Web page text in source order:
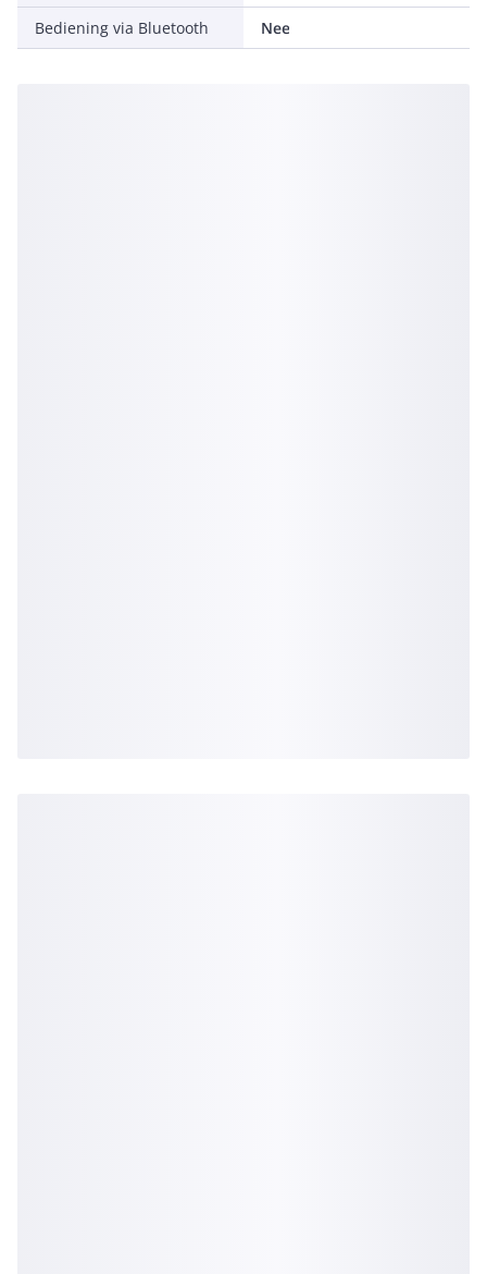
Bediening via Bluetooth
Nee